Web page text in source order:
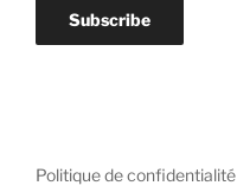
Politique de confidentialité